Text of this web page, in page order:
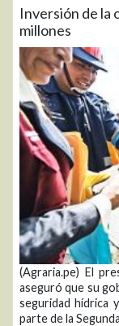
Inversión de la
millones
(Agraria.pe) El
aseguró que su
seguridad hídrica
parte de la